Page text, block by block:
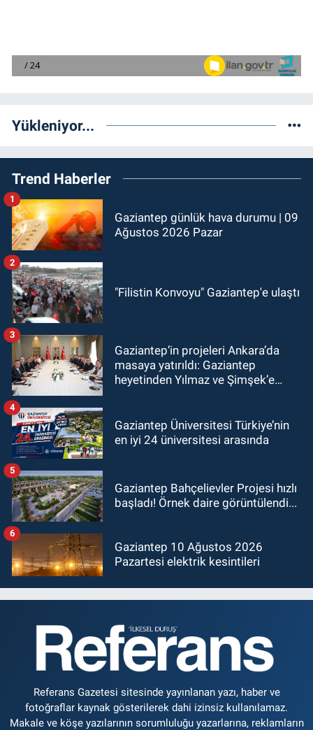
Yükleniyor...
Trend Haberler
Gaziantep günlük hava durumu | 09
Ağustos 2026 Pazar
1
"Filistin Konvoyu" Gaziantep'e ulaştı
2
Gaziantep’in projeleri Ankara’da
masaya yatırıldı: Gaziantep
heyetinden Yılmaz ve Şimşek’e
3
Gaziantep Üniversitesi Türkiye’nin
en iyi 24 üniversitesi arasında
4
Gaziantep Bahçelievler Projesi hızlı
başladı! Örnek daire görüntülendi...
5
Gaziantep 10 Ağustos 2026
Pazartesi elektrik kesintileri
6
Referans Gazetesi sitesinde yayınlanan yazı, haber ve
fotoğraflar kaynak gösterilerek dahi izinsiz kullanılamaz.
Makale ve köşe yazılarının sorumluluğu yazarlarına, reklamların